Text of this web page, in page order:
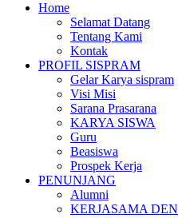
Home
Selamat Datang
Tentang Kami
Kontak
PROFIL SISPRAM
Gelar Karya sispram
Visi Misi
Sarana Prasarana
KARYA SISWA
Guru
Beasiswa
Prospek Kerja
PENUNJANG
Alumni
KERJASAMA